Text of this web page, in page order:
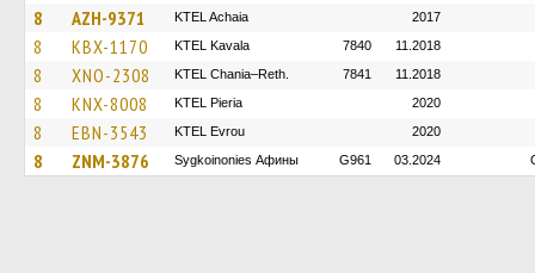
8 AZH-9371 KTEL Achaia 2017
8 KBX-1170 KTEL Kavala 7840 11.2018
8 XNO-2308 KTEL Chania–Reth. 7841 11.2018
8 KNX-8008 KTEL Pieria 2020
8 EBN-3543 KTEL Evrou 2020
8 ZNM-3876 Sygkoinonies Афины G961 03.2024